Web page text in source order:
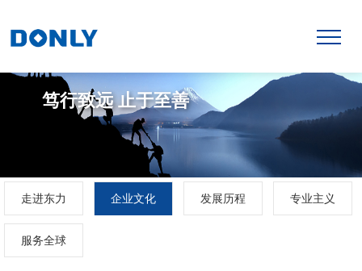
笃行致远 止于至善
走进东力 企业文化 发展历程 专业主义
服务全球